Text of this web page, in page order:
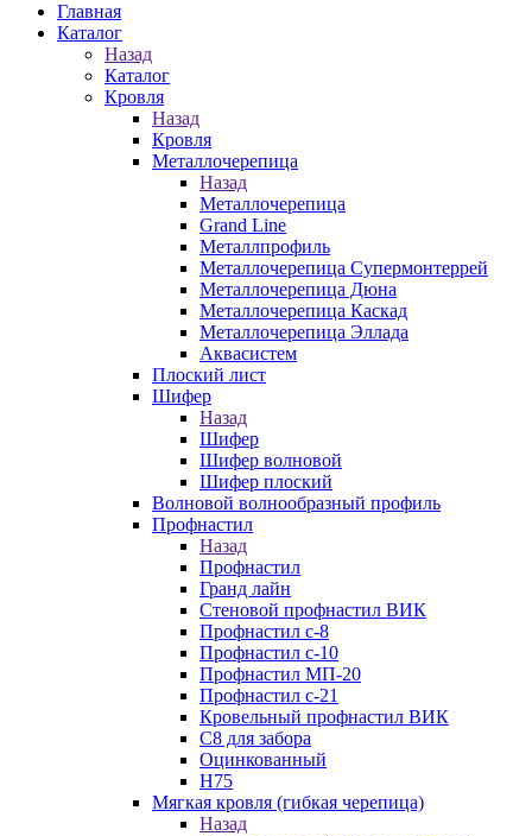
Главная
Каталог
Назад
Каталог
Кровля
Назад
Кровля
Металлочерепица
Назад
Металлочерепица
Grand Line
Металлпрофиль
Металлочерепица Супермонтеррей
Металлочерепица Дюна
Металлочерепица Каскад
Металлочерепица Эллада
Аквасистем
Плоский лист
Шифер
Назад
Шифер
Шифер волновой
Шифер плоский
Волновой волнообразный профиль
Профнастил
Назад
Профнастил
Гранд лайн
Стеновой профнастил ВИК
Профнастил с-8
Профнастил с-10
Профнастил МП-20
Профнастил с-21
Кровельный профнастил ВИК
С8 для забора
Оцинкованный
Н75
Мягкая кровля (гибкая черепица)
Назад